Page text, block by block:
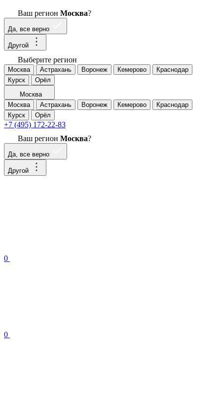
Ваш регион Москва?
Да, все верно
Другой
Выберите регион
Москва Астрахань Воронеж Кемерово
Краснодар
Курск
Орёл
Москва
Москва
Астрахань Воронеж Кемерово
Краснодар
Курск
Орёл
+7 (495) 172-22-83
Ваш регион Москва?
Да, все верно
Другой
0
0